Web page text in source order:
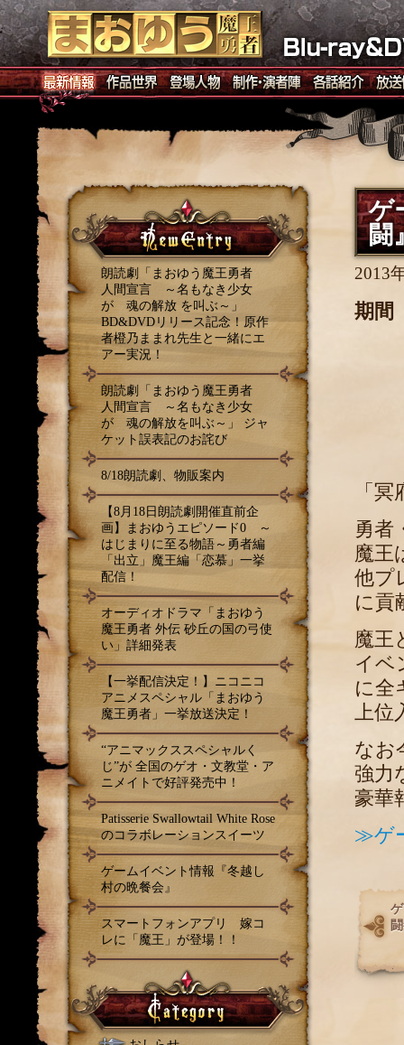
朗読劇「まおゆう魔王勇者
人間宣言 ～名もなき少女
が 魂の解放 を叫ぶ～」
BD&DVDリリース記念！原作
者橙乃ままれ先生と一緒にエ
アー実況！
朗読劇「まおゆう魔王勇者
人間宣言 ～名もなき少女
が 魂の解放を叫ぶ～」 ジャ
ケット誤表記のお詫び
8/18朗読劇、物販案内
【8月18日朗読劇開催直前企
画】まおゆうエピソード0 ～
はじまりに至る物語～勇者編
「出立」魔王編「恋慕」一挙
配信！
オーディオドラマ「まおゆう
魔王勇者 外伝 砂丘の国の弓使
い」詳細発表
【一挙配信決定！】ニコニコ
アニメスペシャル「まおゆう
魔王勇者」一挙放送決定！
“アニマックススペシャルく
じ”が 全国のゲオ・文教堂・ア
ニメイトで好評発売中！
Patisserie Swallowtail White Rose
のコラボレーションスイーツ
ゲームイベント情報『冬越し
村の晩餐会』
スマートフォンアプリ 嫁コ
レに「魔王」が登場！！
ゲ
闘
2013
期間
「
勇者
魔王
他プ
に貢
魔王
イベ
に全
上位
なお
強力
豪華
≫ゲ